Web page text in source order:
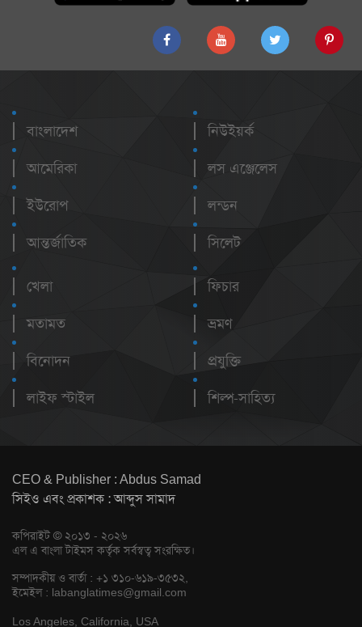
বাংলাদেশ
আমেরিকা
ইউরোপ
আন্তর্জাতিক
নিউইয়র্ক
লস এঞ্জেলেস
লন্ডন
সিলেট
খেলা
মতামত
বিনোদন
লাইফ স্টাইল
ফিচার
ভ্রমণ
প্রযুক্তি
শিল্প-সাহিত্য
CEO & Publisher : Abdus Samad
সিইও এবং প্রকাশক : আব্দুস সামাদ
কপিরাইট © ২০১৩ - ২০২৬
এল এ বাংলা টাইমস কর্তৃক সর্বস্বত্ব সংরক্ষিত।
সম্পাদকীয় ও বার্তা : +১ ৩১০-৬১৯-৩৫৩২,
ইমেইল : labanglatimes@gmail.com
Los Angeles, California, USA